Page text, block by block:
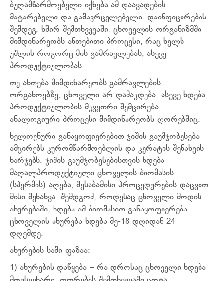
ბუღამწარმოებელი იქნება ამ დაავადების
მატარებელი და გამავრცელებელი. დაინფიცირების
შემდეგ, ხშირ შემთხვევაში, ცხოველის ორგანიზმში
მიმდინარეობს ანთებითი პროცესი, რაც ხელს
უშლის როგორც მის გამრავლებას, ასევე
პროდუქტიულობას.
თუ ანთება მიმდინარეობს გამრავლების
ორგანოებზე, ცხოველი არ დამაკდება. ასევე ხდება
პროდუქტიულობის მკვეთრი შემცირება.
ანალოგიური პროცესი მიმდინარეობს ღორებშიც.
ხელოვნური განაყოფიერებით ჯიშის გაუმჯობესება
ამცირებს კურომწარმოებლის და კერატის შენახვის
ხარჯებს. ჯიშის გაუმჯობესებისთვის ხდება
მაღალპროდუქტიული ცხოველის ბიომასის
(სპერმის) აღება, შესაბამისი პროცედურების დაცვით
მისი შენახვა. შემდგომ, როდესაც ცხოველი მოდის
ახურებაში, ხდება ამ ბიომასით განაყოფიერება.
ცხოველის ახურება ხდება მე-18 დღიდან 24
დღემდე.
ახურების სამი ფაზაა:
1) ახურების დაწყება – რა დროსაც ცხოველი ხდება